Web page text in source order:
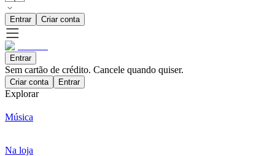
Entrar Criar conta
Entrar
Sem cartão de crédito. Cancele quando quiser.
Criar conta Entrar
Explorar
Música
Na loja